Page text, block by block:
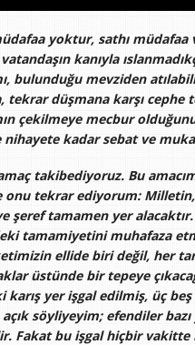
yoktur, sathı müdafaa
kanıyla
bulunduğu mevziden
tekrar düşmana karşı cephe
çekilmeye mecbur
nihayete kadar sebat ve
takibediyoruz. Bu
tekrar ediyorum: Milletin,
şeref tamamen yer
tamamiyetini muhafaza
ellide biri değil, her
üstünde bir tepeye
karış yer işgal edilmiş, üç
açık söyliyeyim; efendiler
Fakat bu işgal hiçbir vakitte